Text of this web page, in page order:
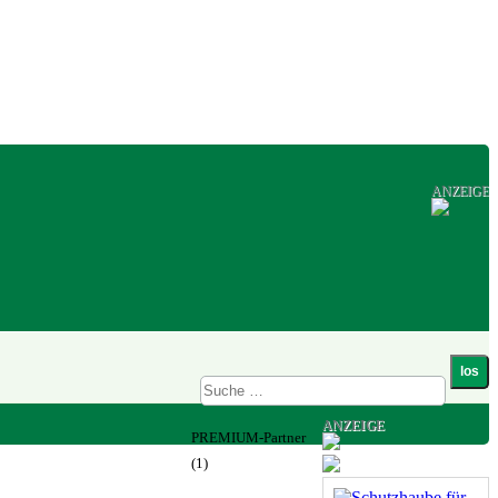
ANZEIGE
ANZEIGE
PREMIUM-Partner
(1)